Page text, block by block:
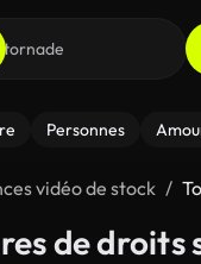
Personnes
vidéo de stock
de droits